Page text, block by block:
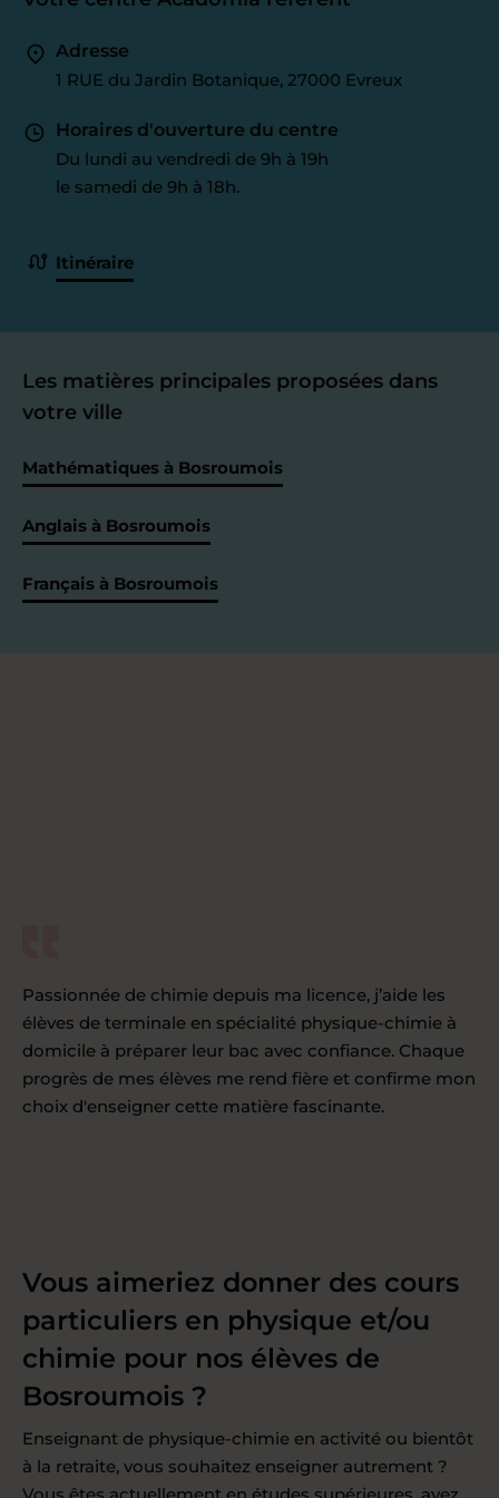
Adresse
1 RUE du Jardin Botanique, 27000 Evreux
Horaires d'ouverture du centre
Du lundi au vendredi de 9h à 19h
le samedi de 9h à 18h.
Itinéraire
Les matières principales proposées dans
votre ville
Mathématiques à Bosroumois
Anglais à Bosroumois
Français à Bosroumois
Passionnée de chimie depuis ma licence, j’aide les
élèves de terminale en spécialité physique-chimie à
domicile à préparer leur bac avec confiance. Chaque
progrès de mes élèves me rend fière et confirme mon
choix d'enseigner cette matière fascinante.
Vous aimeriez donner des cours
particuliers en physique et/ou
chimie pour nos élèves de
Bosroumois ?
Enseignant de physique-chimie en activité ou bientôt
à la retraite, vous souhaitez enseigner autrement ?
Vous êtes actuellement en études supérieures, avez